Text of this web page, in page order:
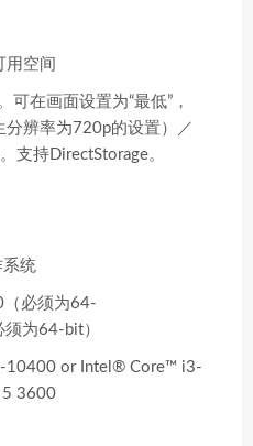
空间
可在画面设置为“最低”，
辨率为720p的设置）／
支持DirectStorage。
系统
必须为64-
为64-bit）
10400 or Intel® Core™ i3-
5 3600